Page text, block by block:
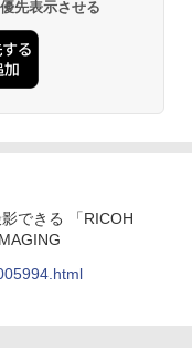
先表示させる
できる 「RICOH